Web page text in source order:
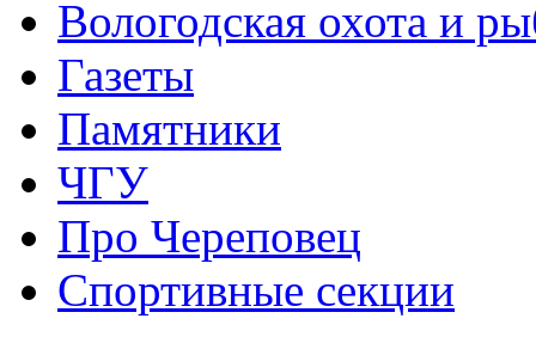
Вологодская охота и
Газеты
Памятники
ЧГУ
Про Череповец
Спортивные секции